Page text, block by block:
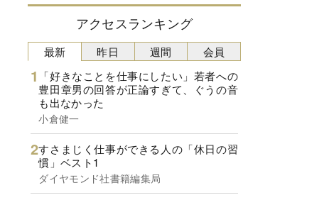
アクセスランキング
最新
「好きなことを仕事にしたい」若者への
豊田章男の回答が正論すぎて、ぐうの音
も出なかった
小倉健一
すさまじく仕事ができる人の「休日の習
慣」ベスト1
ダイヤモンド社書籍編集局
昨日 週間 会員